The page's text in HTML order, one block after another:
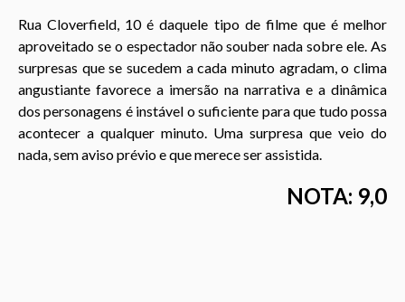
Rua Cloverfield, 10 é daquele tipo de filme que é melhor
aproveitado se o espectador nãosouber nada sobre ele. As
surpresas que se sucedem a cada minuto agradam, o clima
angustiante favorece a imersão na narrativa e a dinâmica
dos personagens é instável o suficiente para que tudo possa
acontecer a qualquer minuto. Uma surpresa que veio do
nada, sem aviso prévio e que merece ser assistida.
NOTA: 9,0